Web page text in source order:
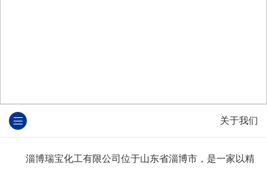
关于我们
淄博瑞宝化工有限公司位于山东省淄博市，是一家以精